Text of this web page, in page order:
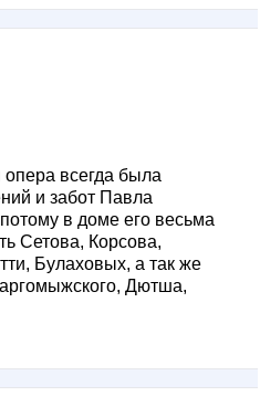
опера всегда была
и забот Павла
в доме его весьма
Сетова, Корсова,
Булаховых, а так же
Дютша,